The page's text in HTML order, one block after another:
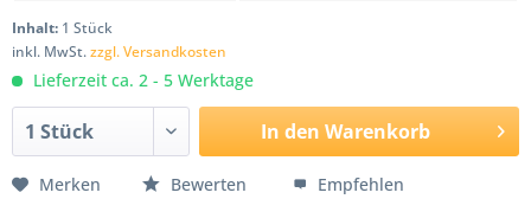
Inhalt: 1 Stück
inkl. MwSt.zzgl. Versandkosten
Lieferzeit ca. 2 - 5 Werktage
In den Warenkorb
Merken Bewerten Empfehlen